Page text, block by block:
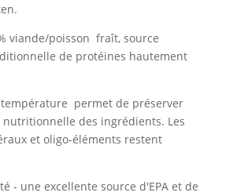
viande/poisson fraît, source
de protéines hautement
température permet de préserver
des ingrédients. Les
et oligo-éléments restent
- une excellente source d'EPA et de